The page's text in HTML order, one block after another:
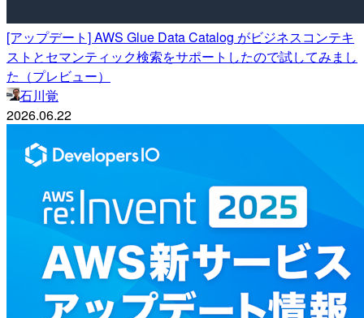
[アップデート] AWS Glue Data Catalog がビジネスコンテキ
ストとセマンティック検索をサポートしたので試してみまし
た（プレビュー）
石川覚
2026.06.22